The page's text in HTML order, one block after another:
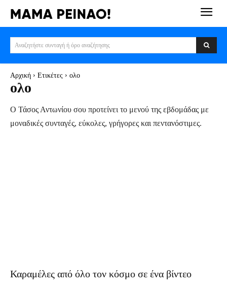
Αναζητήστε συνταγή ή όρο αναζήτησης
Αρχική Ετικέτες ολο
ολο
Ο Τάσος Αντωνίου σου προτείνει το μενού της εβδομάδας με
μοναδικές συνταγές, εύκολες, γρήγορες και πεντανόστιμες.
Καραμέλες από όλο τον κόσμο σε ένα βίντεο